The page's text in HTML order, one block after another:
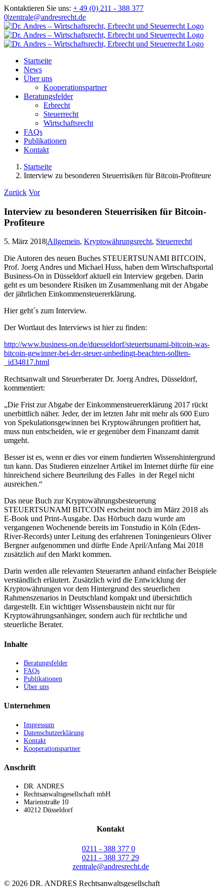
Zum
Inhalt
springen
Kontaktieren Sie uns: + 49 (0) 211 - 388 377
0|zentrale@andresrecht.de
Startseite
News
Über uns
Kooperationspartner
Beratungsfelder
Erbrecht
Steuerrecht
Wirtschaftsrecht
FAQs
Publikationen
Kontakt
Startseite
Interview zu besonderen Steuerrisiken für Bitcoin-Profiteure
Zurück Vor
Interview zu besonderen Steuerrisiken für Bitcoin-
Profiteure
5. März 2018|Allgemein, Kryptowährungsrecht, Steuerrecht|
Die Autoren des neuen Buches STEUERTSUNAMI BITCOIN,
Prof. Joerg Andres und Michael Huss, haben dem Wirtschaftsportal
Business-On in Düsseldorf aktuell ein Interview gegeben. Darin
geht es um besondere Risiken im Zusammenhang mit der Abgabe
der jährlichen Einkommensteuererklärung.
Hier geht´s zum Interview.
Der Wortlaut des Interviews ist hier zu finden:
http://www.business-on.de/duesseldorf/steuertsunami-bitcoin-was-
bitcoin-gewinner-bei-der-steuer-unbedingt-beachten-sollten-
_id34817.html
Rechtsanwalt und Steuerberater Dr. Joerg Andres, Düsseldorf,
kommentiert:
„Die Frist zur Abgabe der Einkommensteuererklärung 2017 rückt
unerbittlich näher. Jeder, der im letzten Jahr mit mehr als 600 Euro
von Spekulationsgewinnen bei Kryptowährungen profitiert hat,
muss nun entscheiden, wie er gegenüber dem Finanzamt damit
umgeht.
Besser ist es, wenn er dies vor einem fundierten Wissenshintergrund
tun kann. Das Studieren einzelner Artikel im Internet dürfte für eine
hinreichend sichere Beurteilung des Falles in der Regel nicht
ausreichen.“
Das neue Buch zur Kryptowährungsbesteuerung
STEUERTSUNAMI BITCOIN erscheint noch im März 2018 als
E-Book und Print-Ausgabe. Das Hörbuch dazu wurde am
vergangenen Wochenende bereits im Tonstudio in Köln (Eden-
River-Records) unter Leitung des erfahrenen Toningenieurs Oliver
Bergner aufgenommen und dürfte Ende April/Anfang Mai 2018
zusätzlich auf den Markt kommen.
Darin werden alle relevanten Steuerarten anhand einfacher Beispiele
verständlich erläutert. Zusätzlich wird die Entwicklung der
Kryptowährungen vor dem Hintergrund des steuerlichen
Rahmenszenarios in Deutschland kompakt und übersichtlich
dargestellt. Ein wichtiger Wissensbaustein nicht nur für
Kryptowährungsanhänger, sondern auch für rechtliche und
steuerliche Berater.
Inhalte
Beratungsfelder
FAQs
Publikationen
Über uns
Unternehmen
Impressum
Datenschutzerklärung
Kontakt
Kooperationspartner
Anschrift
DR. ANDRES
Rechtsanwaltsgesellschaft mbH
Marienstraße 10
40212 Düsseldorf
Kontakt
0211 - 388 377 0
0211 - 388 377 29
zentrale@andresrecht.de
© 2026 DR. ANDRES Rechtsanwaltsgesellschaft